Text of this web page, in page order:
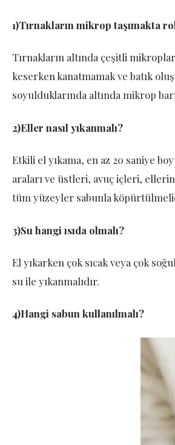
1)Tırnakların mikrop taşımakta
Tırnakların altında çeşitli
keserken kanatmamak ve batık
soyulduklarında altında mikrop
2)Eller nasıl yıkanmalı?
Etkili el yıkama, en az 20 saniye
araları ve üstleri, avuç içleri,
tüm yüzeyler sabunla
3)Su hangi ısıda olmalı?
El yıkarken çok sıcak veya çok
su ile yıkanmalıdır.
4)Hangi sabun kullanılmalı?